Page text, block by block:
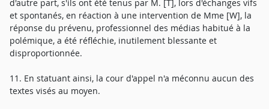
d'autre part, s'ils ont été tenus par M. [T], lors d'échanges vifs
et spontanés, en réaction à une intervention de Mme [W], la
réponse du prévenu, professionnel des médias habitué à la
polémique, a été réfléchie, inutilement blessante et
disproportionnée.
11. En statuant ainsi, la cour d'appel n'a méconnu aucun des
textes visés au moyen.